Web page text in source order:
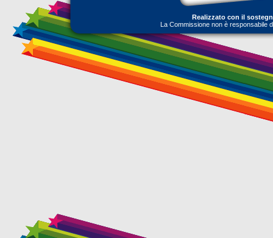
Realizzato con il
La Commissione non è responsabile